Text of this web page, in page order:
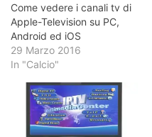
Come vedere i canali tv di
Apple-Television su PC,
Android ed iOS
29 Marzo 2016
In "Calcio"